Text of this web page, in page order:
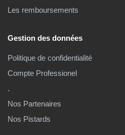
Les remboursements
Gestion des données
Politique de confidentialité
Compte Professionel
.
Nos Partenaires
Nos Pistards